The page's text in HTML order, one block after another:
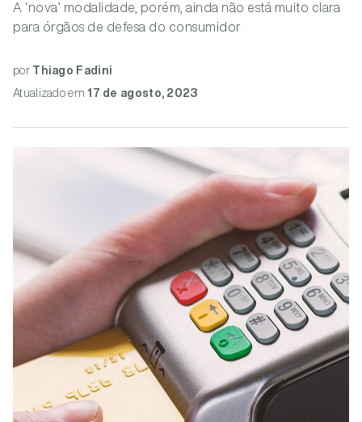
A ‘nova’ modalidade, porém, ainda não está muito clara
para órgãos de defesa do consumidor
por Thiago Fadini
Atualizado em17 de agosto, 2023